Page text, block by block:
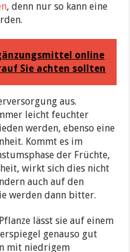
, denn nur so kann eine
online
Sie achten sollten
aus.
leicht feuchter
werden, ebenso eine
Kommt es im
der Früchte,
wirkt sich dies nicht
auch auf den
werden dann bitter.
lässt sie auf einem
genauso gut
mit niedrigem